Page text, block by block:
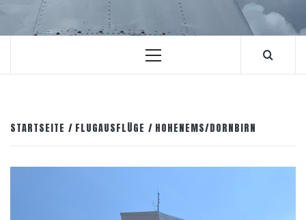
Primäres
STARTSEITE FLUGAUSFLÜGE HOHENEMS/DORNBIRN